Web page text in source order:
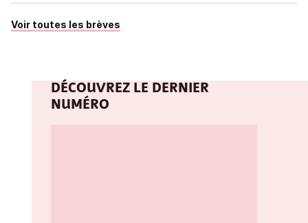
Voir toutes les brèves
DÉCOUVREZ LE DERNIER
NUMÉRO